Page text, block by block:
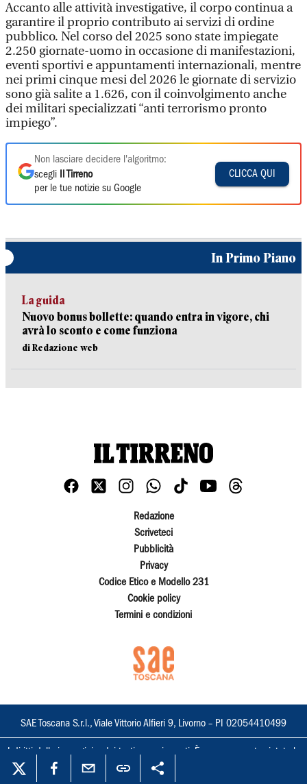
Accanto alle attività investigative, il corpo continua a
garantire il proprio contributo ai servizi di ordine
pubblico. Nel corso del 2025 sono state impiegate
2.250 giornate-uomo in occasione di manifestazioni,
eventi sportivi e appuntamenti internazionali, mentre
nei primi cinque mesi del 2026 le giornate di servizio
sono già salite a 1.626, con il coinvolgimento anche
dei militari specializzati “anti terrorismo pronto
impiego”.
Non lasciare decidere l'algoritmo:
scegli
Il Tirreno
per le tue notizie su Google
CLICCA QUI
In Primo Piano
La guida
Nuovo bonus bollette: quando entra in vigore, chi
avrà lo sconto e come funziona
di Redazione web
Redazione
Scriveteci
Pubblicità
Privacy
Codice Etico e Modello 231
Cookie policy
Termini e condizioni
SAE Toscana S.r.l., Viale Vittorio Alfieri 9, Livorno – PI 02054410499
I diritti delle immagini e dei testi sono riservati. È espressamente vietata la
loro riproduzione con qualsiasi mezzo e l'adattamento totale o parziale.